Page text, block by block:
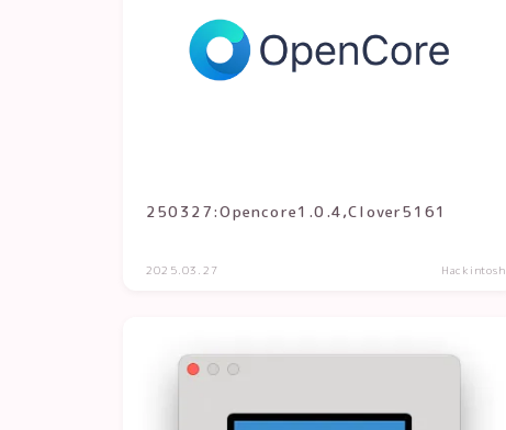
250327:Opencore1.0.4,Clover5161
2025.03.27 Hackintosh